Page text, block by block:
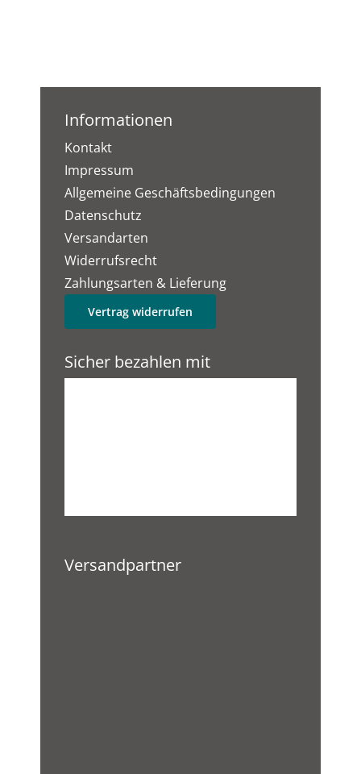
Informationen
Kontakt
Impressum
Allgemeine Geschäftsbedingungen
Datenschutz
Versandarten
Widerrufsrecht
Zahlungsarten & Lieferung
Vertrag widerrufen
Sicher bezahlen mit
Versandpartner